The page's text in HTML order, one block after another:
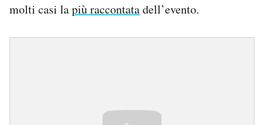
molti casi lapiù raccontatadell’evento.